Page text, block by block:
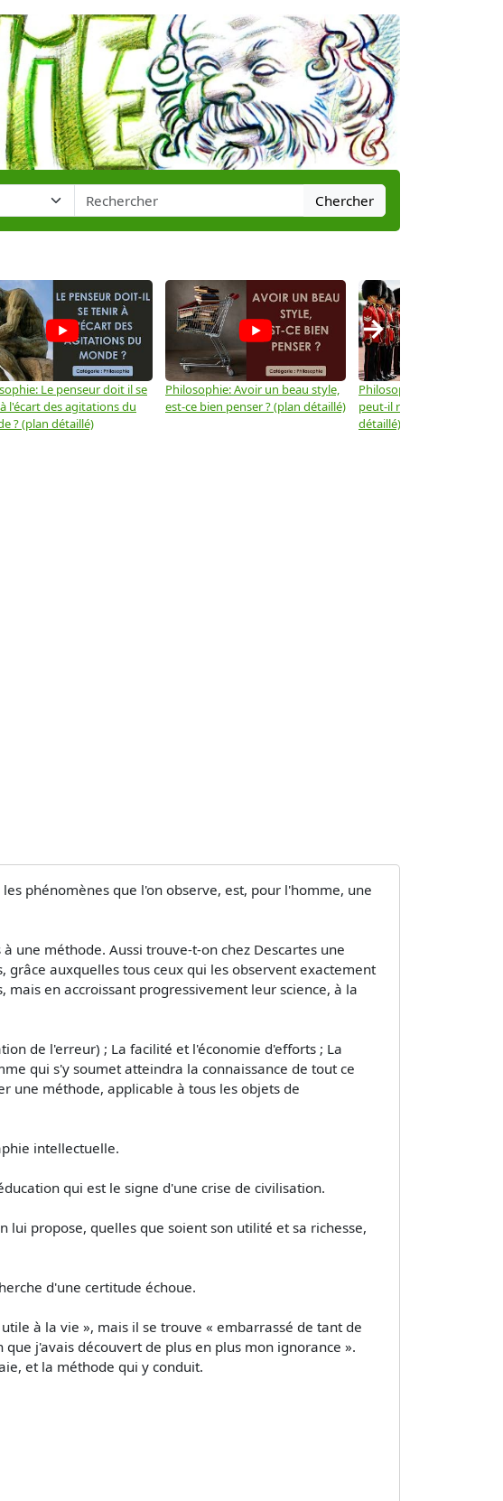
Chercher
Le penseur doit il se
l'écart des agitations du
? (plan détaillé)
Philosophie: Avoir un beau style,
est-ce bien penser ? (plan détaillé)
Philosophie: Le pouvoir
peut-il reposer sur la vertu
détaillé)
→
phénomènes que l'on observe, est, pour l'homme, une
une méthode. Aussi trouve-t-on chez Descartes une
auxquelles tous ceux qui les observent exactement
en accroissant progressivement leur science, à la
de l'erreur) ; La facilité et l'économie d'efforts ; La
qui s'y soumet atteindra la connaissance de tout ce
une méthode, applicable à tous les objets de
intellectuelle.
qui est le signe d'une crise de civilisation.
lui propose, quelles que soient son utilité et sa richesse,
d'une certitude échoue.
à la vie », mais il se trouve « embarrassé de tant de
j'avais découvert de plus en plus mon ignorance ».
et la méthode qui y conduit.